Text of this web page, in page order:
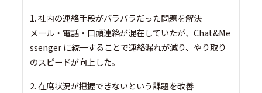
1. 社内の連絡手段がバラバラだった問題を解決
メール・電話・口頭連絡が混在していたが、Chat&Me
ssenger に統一することで連絡漏れが減り、やり取り
のスピードが向上した。
2. 在席状況が把握できないという課題を改善